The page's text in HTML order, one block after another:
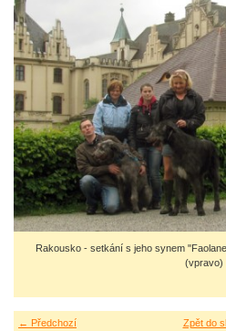
Rakousko - setkání s jeho synem
(vpravo)
← Předchozí Zpět do